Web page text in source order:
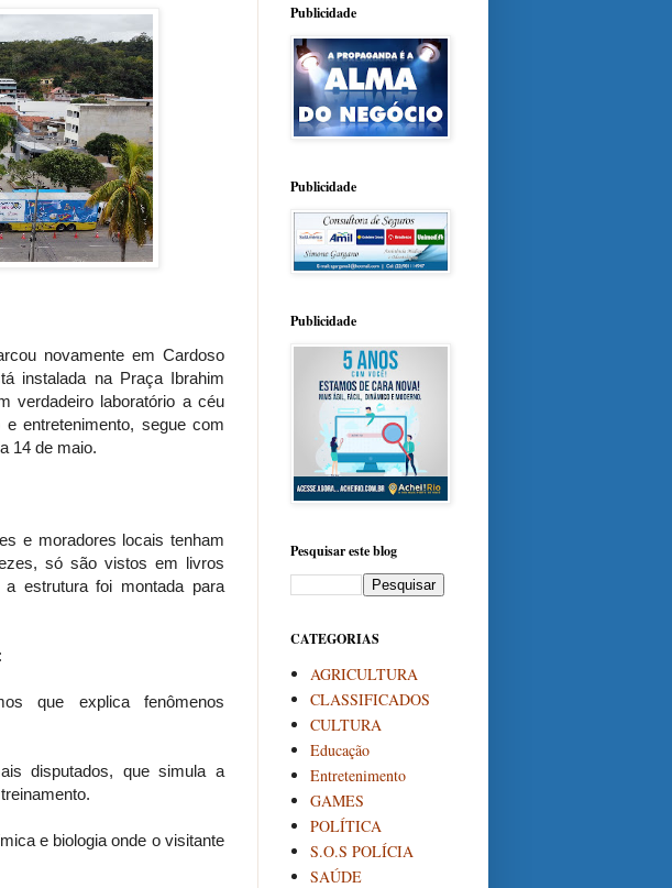
novamente em Cardoso
instalada na Praça Ibrahim
verdadeiro laboratório a céu
entretenimento, segue com
14 de maio.
e moradores locais tenham
só são vistos em livros
estrutura foi montada para
que explica fenômenos
disputados, que simula a
e biologia onde o visitante
Publicidade
Publicidade
Publicidade
Pesquisar este blog
CATEGORIAS
AGRICULTURA
CLASSIFICADOS
CULTURA
Educação
Entretenimento
GAMES
POLÍTICA
S.O.S POLÍCIA
SAÚDE